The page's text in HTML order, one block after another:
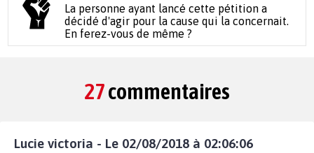
La personne ayant lancé cette pétition a
décidé d'agir pour la cause qui la concernait.
En ferez-vous de même ?
27commentaires
Lucie victoria - Le 02/08/2018 à 02:06:06